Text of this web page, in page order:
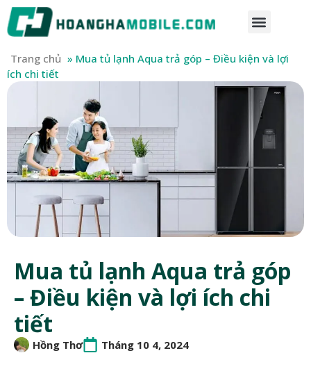
Trang chủ » Mua tủ lạnh Aqua trả góp – Điều kiện và lợi
ích chi tiết
Mua tủ lạnh Aqua trả góp
– Điều kiện và lợi ích chi
tiết
Hồng Thơ Tháng 10 4, 2024